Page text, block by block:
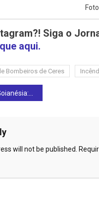
Siga o
aqui.
Bombeiros de Ceres
motociclista próximo ao Atacadão
will not be published.